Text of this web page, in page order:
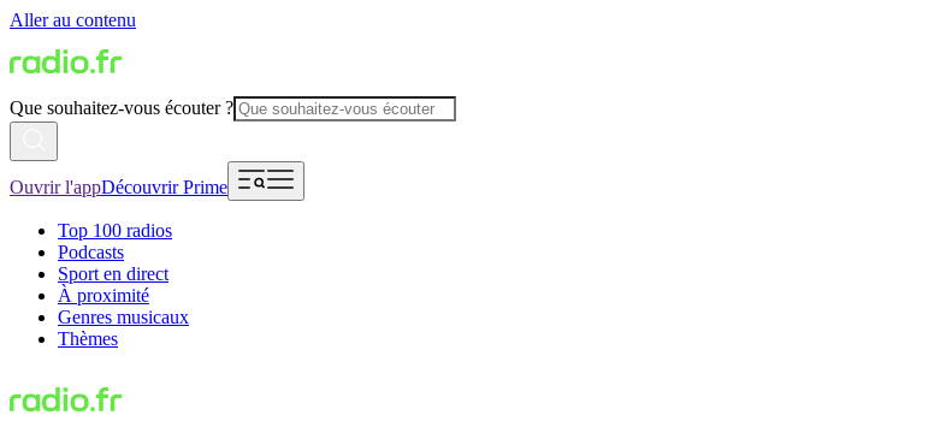
Aller au contenu
Que souhaitez-vous écouter ?
Ouvrir l'appDécouvrir Prime
Top 100 radios
Podcasts
Sport en direct
À proximité
Genres musicaux
Thèmes